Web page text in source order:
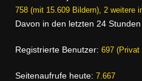
758 (mit 15.609 Bildern), 2 weitere
Davon in den letzten 24
Registrierte Benutzer: 697 (Privat
Seitenaufrufe heute: 7.667